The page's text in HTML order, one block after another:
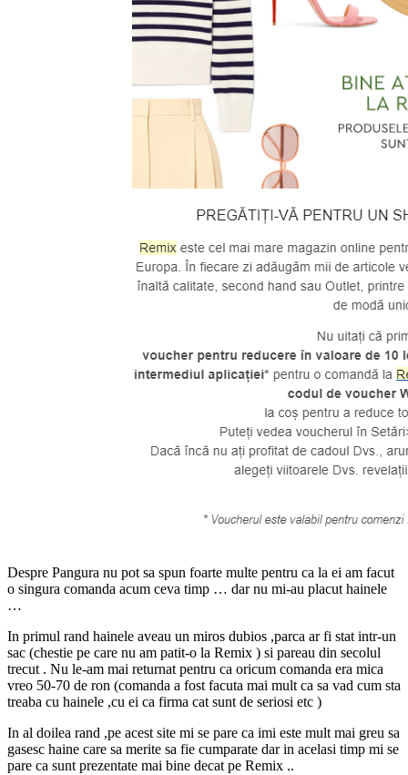
Despre Pangura nu pot sa spun foarte multe pentru ca la ei am facut
o singura comanda acum ceva timp … dar nu mi-au placut hainele
…
In primul rand hainele aveau un miros dubios ,parca ar fi stat intr-un
sac (chestie pe care nu am patit-o la Remix ) si pareau din secolul
trecut . Nu le-am mai returnat pentru ca oricum comanda era mica
vreo 50-70 de ron (comanda a fost facuta mai mult ca sa vad cum sta
treaba cu hainele ,cu ei ca firma cat sunt de seriosi etc )
In al doilea rand ,pe acest site mi se pare ca imi este mult mai greu sa
gasesc haine care sa merite sa fie cumparate dar in acelasi timp mi se
pare ca sunt prezentate mai bine decat pe Remix ..